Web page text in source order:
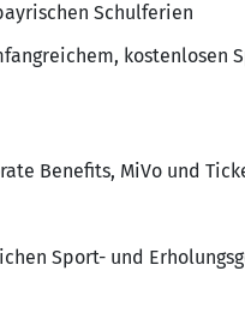
Schulferien
kostenlosen
Benefits, MiVo und
Sport- und